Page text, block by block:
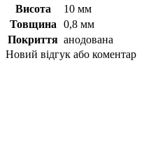
Висота
10 мм
Товщина
0,8 мм
Покриття анодована
Новий відгук або коментар